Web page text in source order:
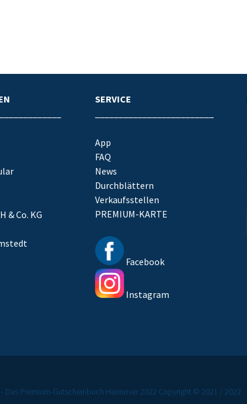
& Co. KG
SERVICE
App
FAQ
News
Durchblättern
Verkaufsstellen
PREMIUM-KARTE
Facebook
Instagram
Das Premium-Gutscheinbuch Hannover 2022 Copyright © 2021 / 2022